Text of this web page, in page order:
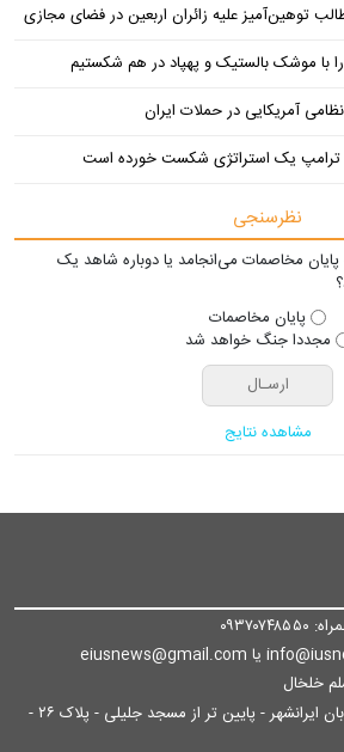
توهین‌آمیز علیه زائران اربعین در فضای مجازی
با موشک بالستیک و پهپاد در هم شکستیم
ترامپ یک استراتژی شکست خورده است
نظرسنجی
پایان مخاصمات می‌انجامد یا دوباره شاهد یک
پایان مخاصمات
مجددا جنگ خواهد شد
مشاهده نتایج
خلخال
آدرس: تهران/ انتهای خیابان ایرانشهر - پایین تر از مسجد جلیلی - پلاک ۲۶ -